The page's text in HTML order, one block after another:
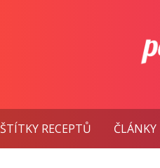
ŠTÍTKY RECEPTŮ ČLÁNKY